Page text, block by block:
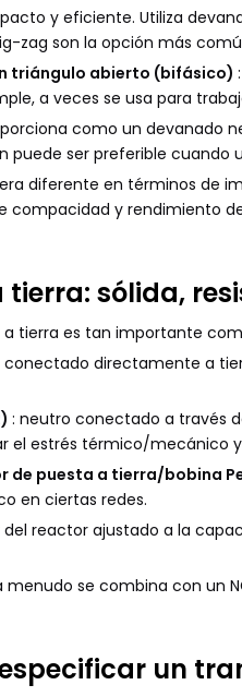
y eficiente. Utiliza
zag son la opción más
triángulo abierto (bifásico)
a veces se usa para
como un devanado
puede ser preferible
diferente en términos de
compacidad y rendimiento
tierra: sólida,
tierra es tan importante
directamente a
: neutro conectado a través
el estrés térmico/mecánico y
de puesta a tierra/bobina
en ciertas redes.
del reactor ajustado a la
se combina con un
un